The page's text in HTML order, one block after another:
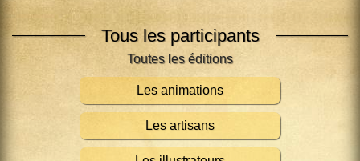
Tous les participants
Les animations
Les artisans